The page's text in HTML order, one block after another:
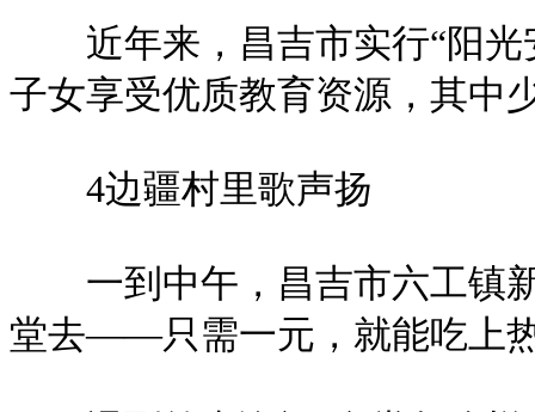
近年来，昌吉市实行“阳光
子女享受优质教育资源，其中
4边疆村里歌声扬
一到中午，昌吉市六工镇新
堂去——只需一元，就能吃上